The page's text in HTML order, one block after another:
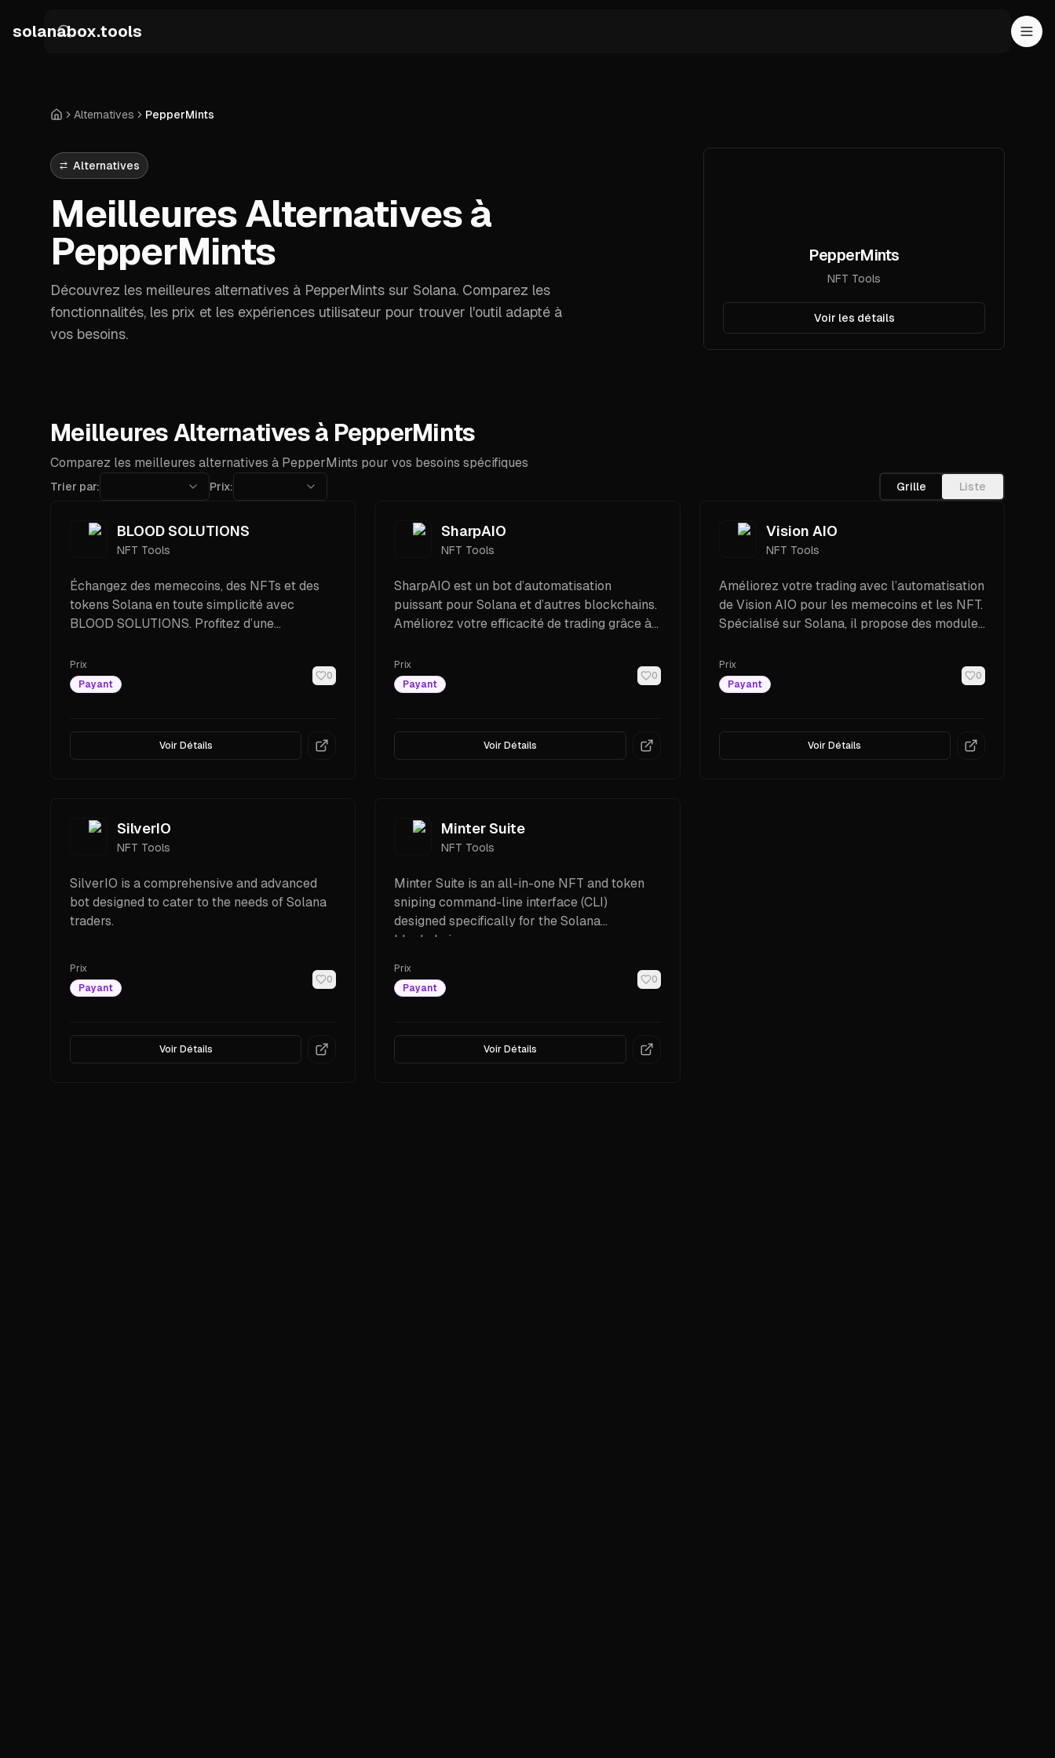
solanabox.tools
AccueilAlternatives PepperMints
Alternatives
Meilleures Alternatives à
PepperMints
Découvrez les meilleures alternatives à PepperMints sur Solana. Comparez les
fonctionnalités, les prix et les expériences utilisateur pour trouver l'outil adapté à
vos besoins.
PepperMints
NFT Tools
Voir les détails
Meilleures Alternatives à PepperMints
Comparez les meilleures alternatives à PepperMints pour vos besoins spécifiques
Trier par: Prix: Grille Liste
BLOOD SOLUTIONS
NFT Tools
Échangez des memecoins, des NFTs et des
tokens Solana en toute simplicité avec
BLOOD SOLUTIONS. Profitez d’une
d’un trading fluide en crypto.
Prix
Payant
0
Voir Détails
SharpAIO
NFT Tools
SharpAIO est un bot d’automatisation
puissant pour Solana et d’autres blockchains.
Améliorez votre efficacité de trading grâce à
une automatisation intelligente.
Prix
Payant
0
Voir Détails
Vision AIO
NFT Tools
Améliorez votre trading avec l’automatisation
de Vision AIO pour les memecoins et les NFT.
Spécialisé sur Solana, il propose des modules
PumpFun.
Prix
Payant
0
Voir Détails
SilverIO
NFT Tools
SilverIO is a comprehensive and advanced
bot designed to cater to the needs of Solana
traders.
Prix
Payant
0
Voir Détails
Minter Suite
NFT Tools
Minter Suite is an all-in-one NFT and token
sniping command-line interface (CLI)
designed specifically for the Solana
blockchain.
Prix
Payant
0
Voir Détails